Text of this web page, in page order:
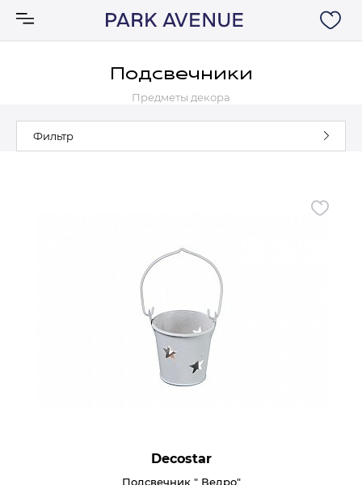
Ковры
Аксессуары
Подсвечники
Предметы декора
Фильтр
Decostar
Подсвечник " Ведро"